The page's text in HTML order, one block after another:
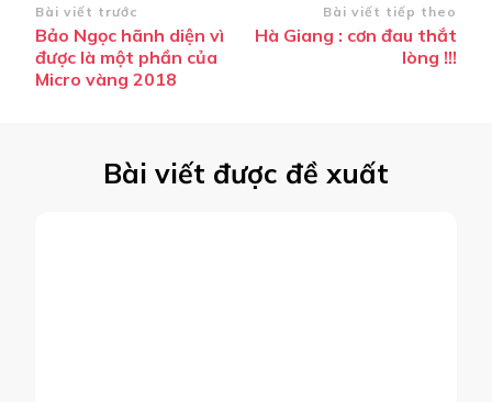
Điều
hướng
bài
Bài viết trước
Bảo Ngọc hãnh diện vì
được là một phần của
Micro vàng 2018
Bài viết tiếp theo
Hà Giang : cơn đau thắt
lòng !!!
Bài viết được đề xuất